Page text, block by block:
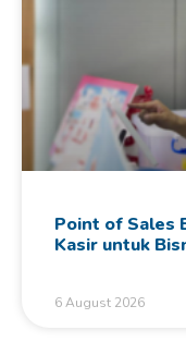
Point of Sales
Kasir untuk
6 August 2026